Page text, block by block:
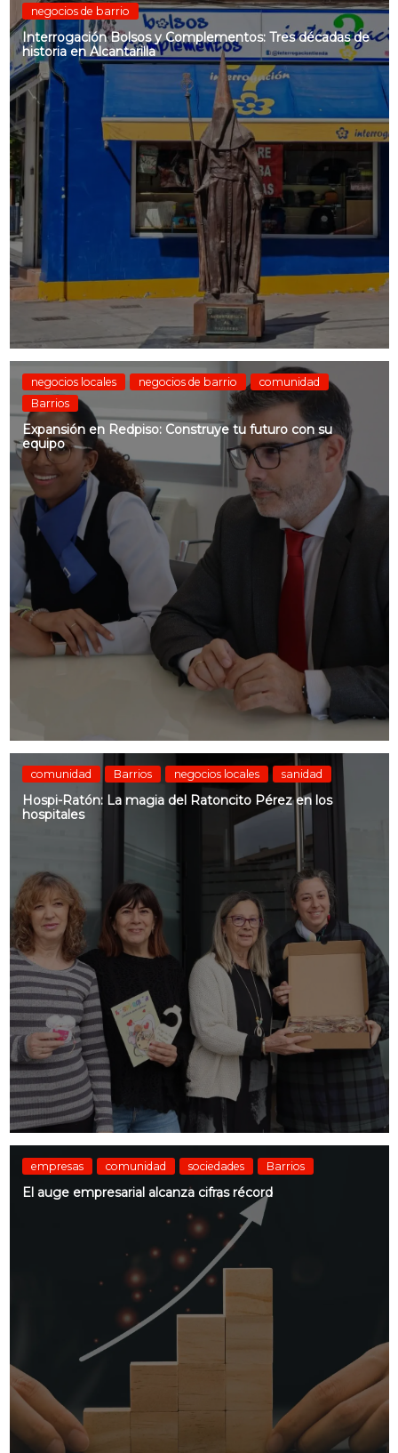
negocios de barrio
Interrogación Bolsos y Complementos: Tres décadas de
historia en Alcantarilla
negocios locales negocios de barrio
comunidad
Barrios
Expansión en Redpiso: Construye tu futuro con su
equipo
comunidad Barrios negocios locales sanidad
Hospi-Ratón: La magia del Ratoncito Pérez en los
hospitales
empresas comunidad sociedades Barrios
El auge empresarial alcanza cifras récord